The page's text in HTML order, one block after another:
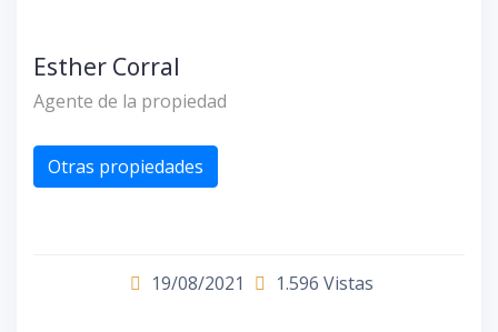
Esther Corral
Agente de la propiedad
Otras propiedades
19/08/2021 1.596 Vistas